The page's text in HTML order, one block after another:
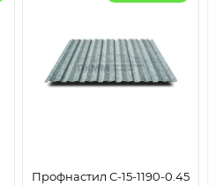
Профнастил С-15-1190-0.45